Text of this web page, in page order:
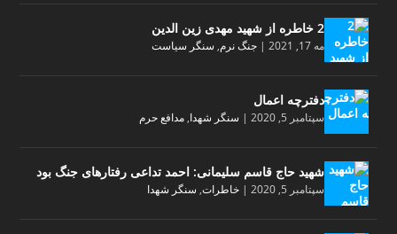
2 خاطره از شهید مهدی زین الدین
مه 17, 2021 |جنگ نرم, سنگر سیاست
دفترچه اعمال
سپتامبر 5, 2020 | سنگر شهدا,مدافع حرم
شهید حاج قاسم سلیمانی: احمد تداعی رفتارهای جنگ بود
سپتامبر 5, 2020 |خاطرات, سنگر شهدا